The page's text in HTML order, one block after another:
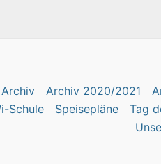
Archiv Archiv 2020/2021
Schule Speisepläne Tag